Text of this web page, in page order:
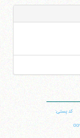
کد پستی: